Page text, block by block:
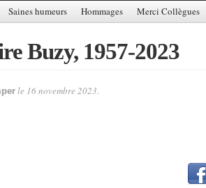
Saines humeurs Hommages Merci Collègues
Buzy, 1957-2023
le 16 novembre 2023.